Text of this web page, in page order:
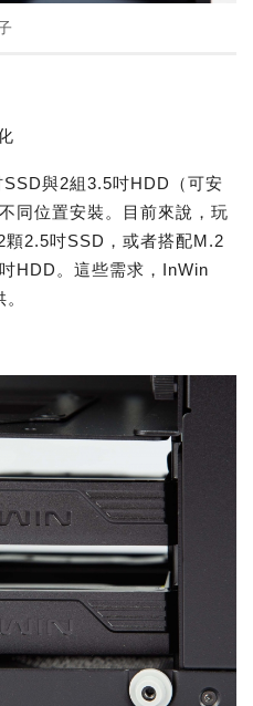
與2組3.5吋HDD（可安
同位置安裝。目前來說，玩
2.5吋SSD，或者搭配M.2
HDD。這些需求，InWin